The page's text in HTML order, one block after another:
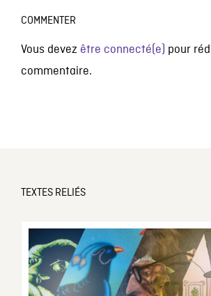
COMMENTER
Vous devez être connecté(e) pour
commentaire.
TEXTES RELIÉS